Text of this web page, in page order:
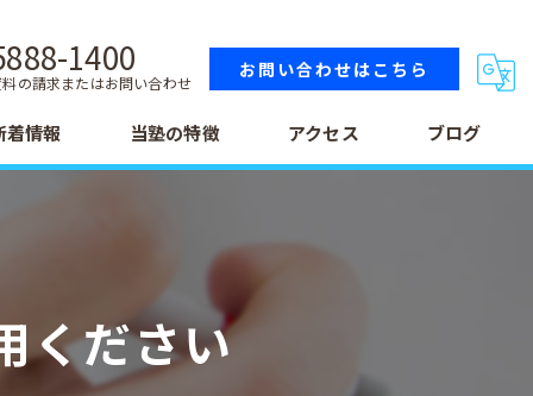
1400
の請求またはお問い合わせ
お問い合わせはこちら
着情報 当塾の特徴
高校生
テスト
アクセス ブログ
ください